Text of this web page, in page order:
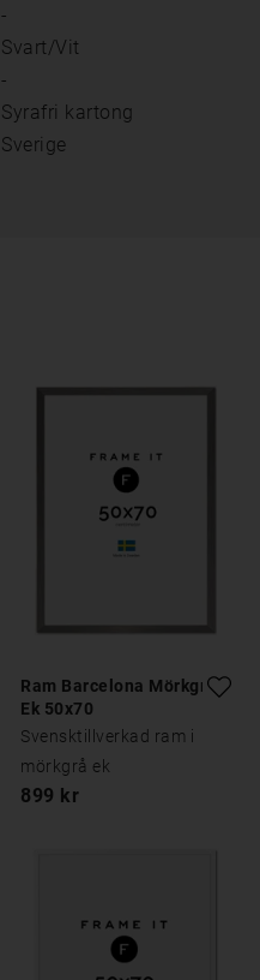
-
Svart/Vit
-
Syrafri kartong
Sverige
Ram Barcelona Mörkgrå
Ek 50x70
Svensktillverkad ram i
mörkgrå ek
899 kr